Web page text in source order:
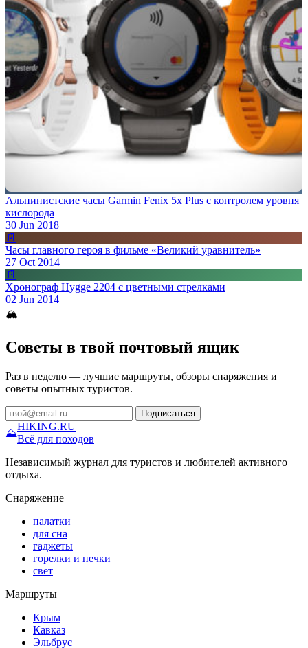
Альпинистские часы Garmin Fenix 5x Plus с контролем уровня
кислорода
30 Jun 2018
📄
Часы главного героя в фильме «Великий уравнитель»
27 Oct 2014
📄
Хронограф Hygge 2204 с цветными стрелками
02 Jun 2014
🏔
Советы в твой почтовый ящик
Раз в неделю — лучшие маршруты, обзоры снаряжения и
советы опытных туристов.
Подписаться
⛰
HIKING.RU
Всё для походов
Независимый журнал для туристов и любителей активного
отдыха.
Снаряжение
палатки
для сна
гаджеты
горелки и печки
свет
Маршруты
Крым
Кавказ
Эльбрус